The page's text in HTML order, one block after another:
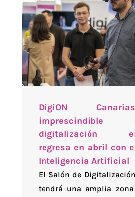
DigiON
digitalización
regresa en abril con
Inteligencia Artificial
El Salón de
tendrá una amplia